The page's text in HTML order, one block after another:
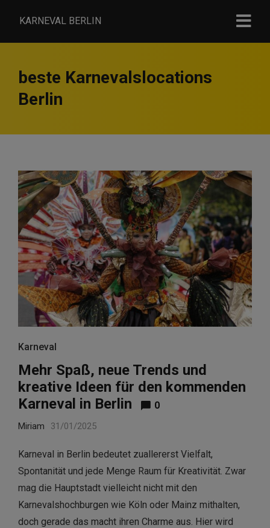
KARNEVAL BERLIN
beste Karnevalslocations
Berlin
Karneval
Mehr Spaß, neue Trends und
kreative Ideen für den kommenden
Karneval in Berlin
0
Miriam 31/01/2025
Karneval in Berlin bedeutet zuallererst Vielfalt,
Spontanität und jede Menge Raum für Kreativität. Zwar
mag die Hauptstadt vielleicht nicht mit den
Karnevalshochburgen wie Köln oder Mainz mithalten,
doch gerade das macht ihren Charme aus. Hier wird